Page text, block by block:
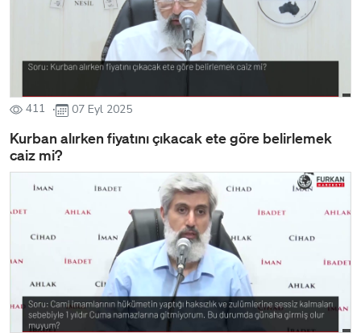
411 07 Eyl 2025
Kurban alırken fiyatını çıkacak ete göre belirlemek
caiz mi?